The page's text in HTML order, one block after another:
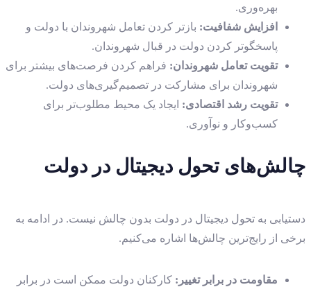
بهره‌وری.
افزایش شفافیت: بازتر کردن تعامل شهروندان با دولت و
پاسخگوتر کردن دولت در قبال شهروندان.
تقویت تعامل شهروندان: فراهم کردن فرصت‌های بیشتر برای
شهروندان برای مشارکت در تصمیم‌گیری‌های دولت.
تقویت رشد اقتصادی: ایجاد یک محیط مطلوب‌تر برای
کسب‌و‌کار و نوآوری.
چالش‌های تحول دیجیتال در دولت
دستیابی به تحول دیجیتال در دولت بدون چالش نیست. در ادامه به
برخی از رایج‌ترین چالش‌ها اشاره می‌کنیم.
مقاومت در برابر تغییر : کارکنان دولت ممکن است در برابر